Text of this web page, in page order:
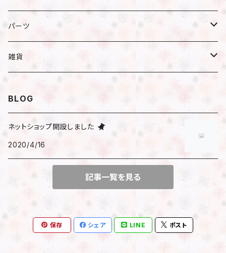
アジサイ
小分け
ドライフラワー
ハーバリウム
時計付きフラワーベース
包装
ピアス
ピアス／イヤリング
ブレスレット
その他
パーツ
瓶
透明瓶（スリム）
透明瓶（ネコ）
透明瓶（ジャム）
ハーバリウムオイル
イヤリング
雑貨
マスキングテープ
シール
サンキューシール
フレークシール
BLOG
ネットショップ開設しました
2020/4/16
記事一覧を見る
保存 シェア LINE ポスト